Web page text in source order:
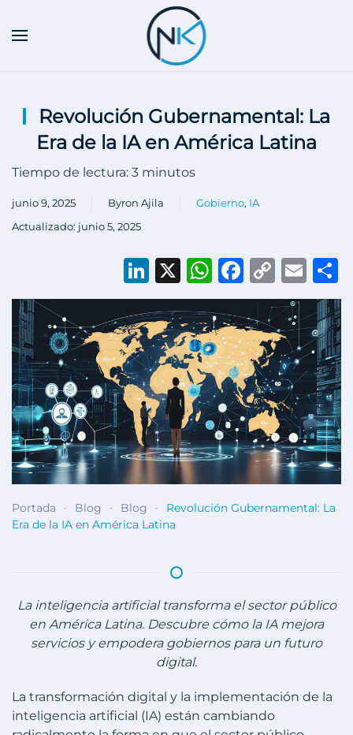
Skip to main content
Revolución Gubernamental: La
Era de la IA en América Latina
Tiempo de lectura: 3 minutos
junio 9, 2025 Byron Ajila Gobierno, IA
Actualizado: junio 5, 2025
LinkedIn
X WhatsApp
Copy
Link
Portada Blog Blog
Revolución Gubernamental: La
Era de la IA en América Latina
La inteligencia artificial transforma el sector público
en América Latina. Descubre cómo la IA mejora
servicios y empodera gobiernos para un futuro
digital.
La transformación digital y la implementación de la
inteligencia artificial (IA) están cambiando